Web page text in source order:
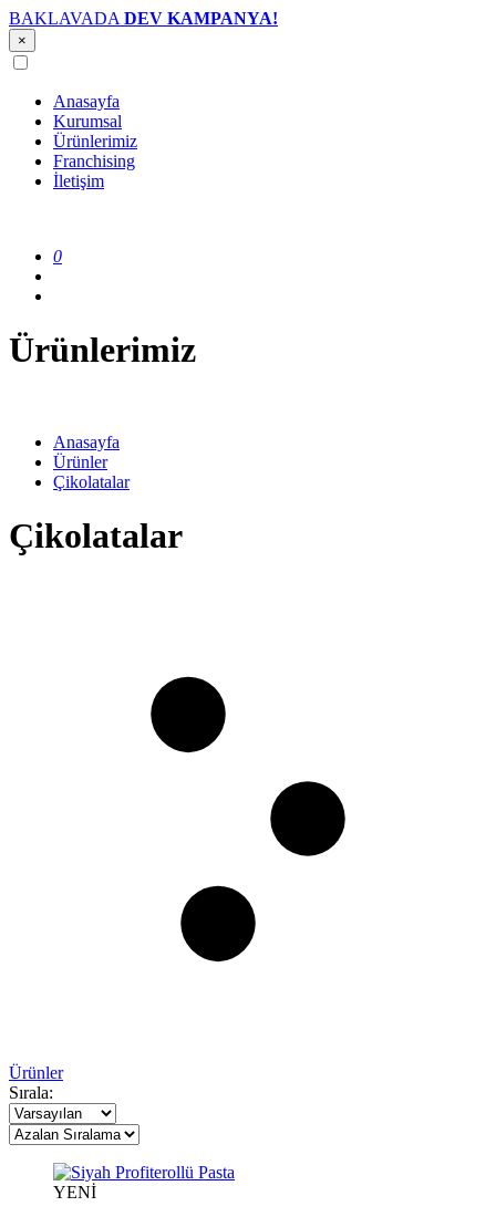
BAKLAVADA DEV KAMPANYA!
×
Anasayfa
Kurumsal
Ürünlerimiz
Franchising
İletişim
0
Ürünlerimiz
Anasayfa
Ürünler
Çikolatalar
Çikolatalar
Ürünler
Sırala:
YENİ